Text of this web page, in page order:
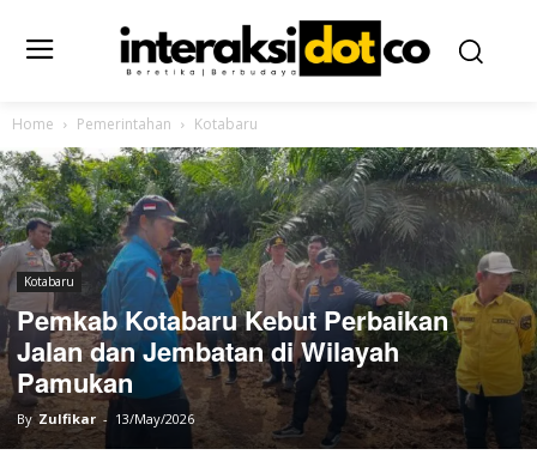
Home Pemerintahan Kotabaru
Kotabaru
Pemkab Kotabaru Kebut Perbaikan
Jalan dan Jembatan di Wilayah
Pamukan
By Zulfikar - 13/May/2026